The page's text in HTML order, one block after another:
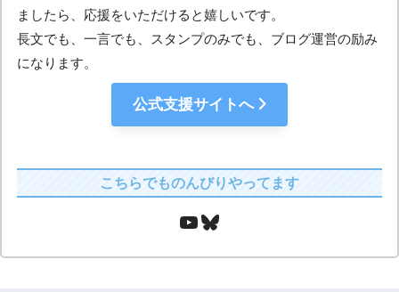
ましたら、応援をいただけると嬉しいです。
長文でも、一言でも、スタンプのみでも、ブログ運営の励み
になります。
公式支援サイトへ
こちらでものんびりやってます